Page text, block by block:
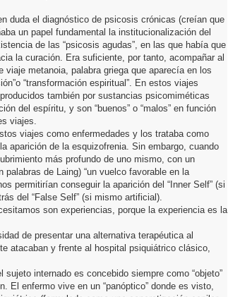
duda el diagnóstico de psicosis crónicas (creían que
un papel fundamental la institucionalización del
de las “psicosis agudas”, en las que había que
la curación. Era suficiente, por tanto, acompañar al
viaje metanoia, palabra griega que aparecía en los
“transformación espiritual”. En estos viajes
también por sustancias psicomiméticas
del espíritu, y son “buenos” o “malos” en función
viajes.
viajes como enfermedades y los trataba como
aparición de la esquizofrenia. Sin embargo, cuando
más profundo de uno mismo, con un
de Laing) “un vuelco favorable en la
permitirían conseguir la aparición del “Inner Self” (si
del “False Self” (si mismo artificial).
son experiencias, porque la experiencia es la
de presentar una alternativa terapéutica al
atacaban y frente al hospital psiquiátrico clásico,
internado es concebido siempre como “objeto”
El enfermo vive en un “panóptico” donde es visto,